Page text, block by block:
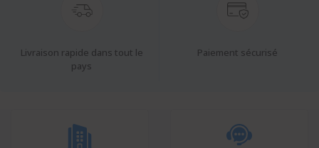
Livraison rapide dans tout le
pays
Paiement sécurisé